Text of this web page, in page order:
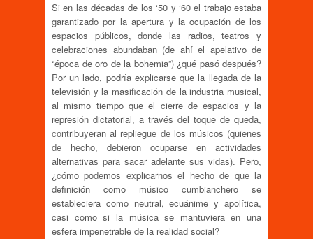
Si en las décadas de los ‘50 y ‘60 el trabajo estaba
garantizado por la apertura y la ocupación de los
espacios públicos, donde las radios, teatros y
celebraciones abundaban (de ahí el apelativo de
“época de oro de la bohemia”) ¿qué pasó después?
Por un lado, podría explicarse que la llegada de la
televisión y la masificación de la industria musical,
al mismo tiempo que el cierre de espacios y la
represión dictatorial, a través del toque de queda,
contribuyeran al repliegue de los músicos (quienes
de hecho, debieron ocuparse en actividades
alternativas para sacar adelante sus vidas). Pero,
¿cómo podemos explicarnos el hecho de que la
definición como músico cumbianchero se
estableciera como neutral, ecuánime y apolítica,
casi como si la música se mantuviera en una
esfera impenetrable de la realidad social?